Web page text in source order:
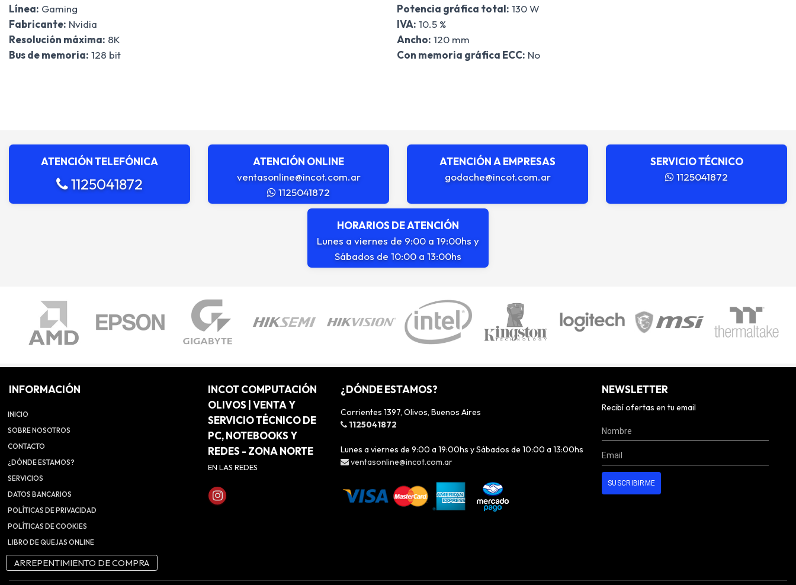
Línea: Gaming
Fabricante: Nvidia
Resolución máxima: 8K
Bus de memoria: 128 bit
Potencia gráfica total: 130 W
IVA: 10.5 %
Ancho: 120 mm
Con memoria gráfica ECC: No
ATENCIÓN TELEFÓNICA
1125041872
ATENCIÓN ONLINE
ventasonline@incot.com.ar
1125041872
ATENCIÓN A EMPRESAS
godache@incot.com.ar
SERVICIO TÉCNICO
1125041872
HORARIOS DE ATENCIÓN
Lunes a viernes de 9:00 a 19:00hs y
Sábados de 10:00 a 13:00hs
INFORMACIÓN
INICIO
SOBRE NOSOTROS
CONTACTO
¿DÓNDE ESTAMOS?
SERVICIOS
DATOS BANCARIOS
POLÍTICAS DE PRIVACIDAD
POLÍTICAS DE COOKIES
LIBRO DE QUEJAS ONLINE
ARREPENTIMIENTO DE COMPRA
INCOT COMPUTACIÓN
OLIVOS | VENTA Y
SERVICIO TÉCNICO DE
PC, NOTEBOOKS Y
REDES - ZONA NORTE
EN LAS REDES
¿DÓNDE ESTAMOS?
Corrientes 1397, Olivos, Buenos Aires
1125041872
Lunes a viernes de 9:00 a 19:00hs y Sábados de 10:00 a 13:00hs
ventasonline@incot.com.ar
NEWSLETTER
Recibí ofertas en tu email